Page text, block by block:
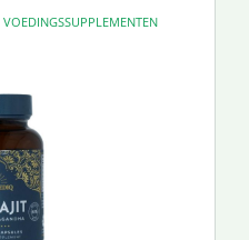
VOEDINGSSUPPLEMENTEN